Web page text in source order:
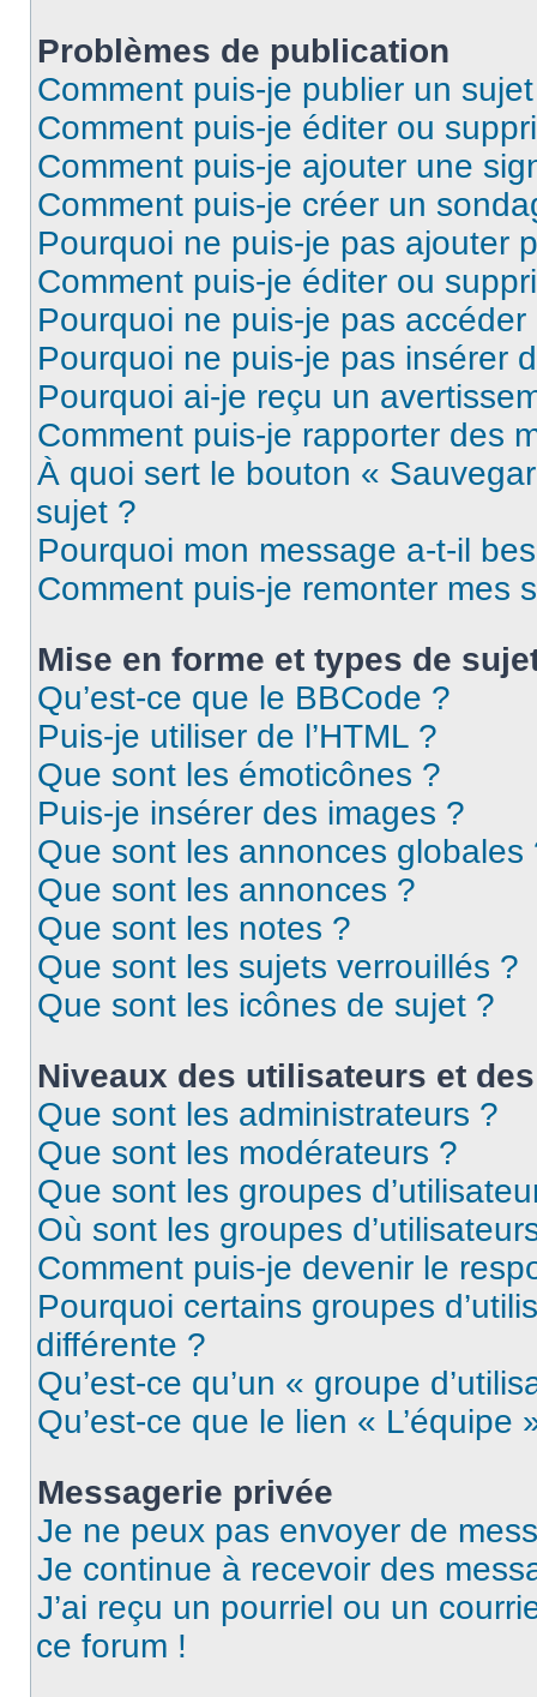
Problèmes de publication
Comment puis-je publier un
Comment puis-je éditer ou
Comment puis-je ajouter une
Comment puis-je créer un
Pourquoi ne puis-je pas ajouter
Comment puis-je éditer ou
Pourquoi ne puis-je pas
Pourquoi ne puis-je pas insérer
Pourquoi ai-je reçu un
Comment puis-je rapporter des
À quoi sert le bouton «
sujet ?
Pourquoi mon message a-t-il
Comment puis-je remonter mes
Mise en forme et types de
Qu’est-ce que le BBCode ?
Puis-je utiliser de l’HTML ?
Que sont les émoticônes ?
Puis-je insérer des images ?
Que sont les annonces globales
Que sont les annonces ?
Que sont les notes ?
Que sont les sujets verrouillés ?
Que sont les icônes de sujet ?
Niveaux des utilisateurs et
Que sont les administrateurs ?
Que sont les modérateurs ?
Que sont les groupes
Où sont les groupes
Comment puis-je devenir le
Pourquoi certains groupes
différente ?
Qu’est-ce qu’un « groupe
Qu’est-ce que le lien « L’équipe
Messagerie privée
Je ne peux pas envoyer de
Je continue à recevoir des
J’ai reçu un pourriel ou un
ce forum !